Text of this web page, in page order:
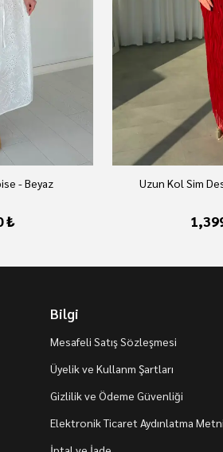
- Beyaz
₺
Uzun Kol Sim
Bilgi
Mesafeli Satış Sözleşmesi
Üyelik ve Kullanm Şartları
Gizlilik ve Ödeme Güvenliği
Elektronik Ticaret Aydınlatma Metni